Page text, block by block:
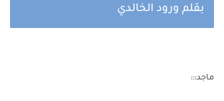
بقلم ورود الخالدي
ماجد:::